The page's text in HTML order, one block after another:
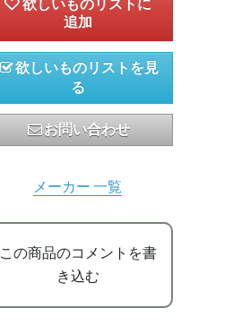
欲しいものリストを見
る
お問い合わせ
メーカー 一覧
この商品のコメントを書
き込む